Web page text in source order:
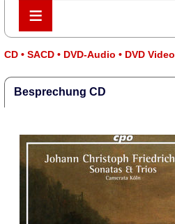
≡
≡
CD • SACD • DVD-Audio • DVD Video
Besprechung CD